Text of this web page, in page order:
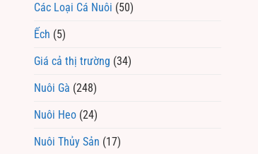
Các Loại Cá Nuôi (50)
Ếch (5)
Giá cả thị trường (34)
Nuôi Gà (248)
Nuôi Heo (24)
Nuôi Thủy Sản (17)